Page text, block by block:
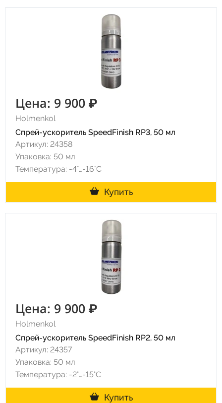
Цена: 9 900 ₽
Holmenkol
Спрей-ускоритель SpeedFinish RP3, 50 мл
Артикул: 24358
Упаковка: 50 мл
Температура: -4°…-16°C
Купить
Цена: 9 900 ₽
Holmenkol
Спрей-ускоритель SpeedFinish RP2, 50 мл
Артикул: 24357
Упаковка: 50 мл
Температура: -2°…-15°C
Купить